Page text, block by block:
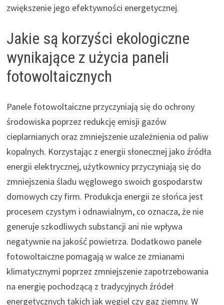
zwiększenie jego efektywności energetycznej.
Jakie są korzyści ekologiczne
wynikające z użycia paneli
fotowoltaicznych
Panele fotowoltaiczne przyczyniają się do ochrony
środowiska poprzez redukcję emisji gazów
cieplarnianych oraz zmniejszenie uzależnienia od paliw
kopalnych. Korzystając z energii słonecznej jako źródła
energii elektrycznej, użytkownicy przyczyniają się do
zmniejszenia śladu węglowego swoich gospodarstw
domowych czy firm. Produkcja energii ze słońca jest
procesem czystym i odnawialnym, co oznacza, że nie
generuje szkodliwych substancji ani nie wpływa
negatywnie na jakość powietrza. Dodatkowo panele
fotowoltaiczne pomagają w walce ze zmianami
klimatycznymi poprzez zmniejszenie zapotrzebowania
na energię pochodzącą z tradycyjnych źródeł
energetycznych takich jak węgiel czy gaz ziemny. W